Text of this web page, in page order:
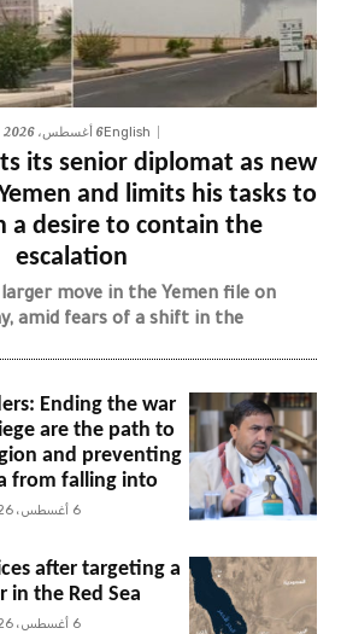
English6 أغسطس، 2026
its senior diplomat as new
and limits his tasks to
a desire to contain the
escalation
larger move in the Yemen file on
amid fears of a shift in the...
Ending the war
are the path to
and preventing
from falling into...
6 أغسطس، 2026
after targeting a
in the Red Sea
6 أغسطس، 2026